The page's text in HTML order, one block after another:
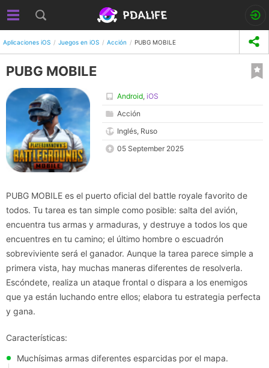
Aplicaciones iOS Juegos en iOS Acción PUBG MOBILE
PUBG MOBILE
Android, iOS
Acción
Inglés, Ruso
05 September 2025
PUBG MOBILE es el puerto oficial del battle royale favorito de
todos. Tu tarea es tan simple como posible: salta del avión,
encuentra tus armas y armaduras, y destruye a todos los que
encuentres en tu camino; el último hombre o escuadrón
sobreviviente será el ganador. Aunque la tarea parece simple a
primera vista, hay muchas maneras diferentes de resolverla.
Escóndete, realiza un ataque frontal o dispara a los enemigos
que ya están luchando entre ellos; elabora tu estrategia perfecta
y gana.
Características:
Muchísimas armas diferentes esparcidas por el mapa.